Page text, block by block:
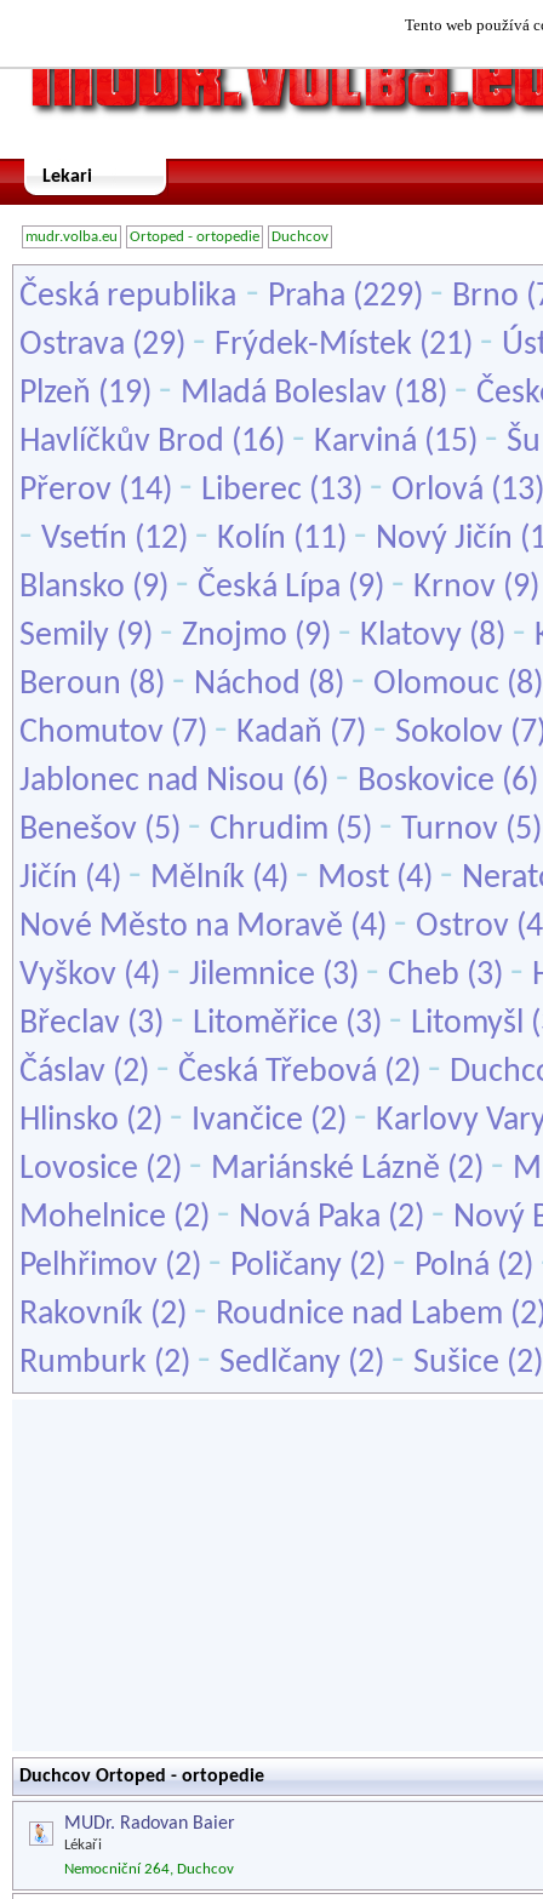
Tento web používá
Lekari
mudr.volba.eu Ortoped - ortopedie Duchcov
Česká republika - Praha (229) - Brno
Ostrava (29) - Frýdek-Místek (21) -
Plzeň (19) - Mladá Boleslav (18) -
Havlíčkův Brod (16) - Karviná (15) -
Přerov (14) - Liberec (13) - Orlová
- Vsetín (12) - Kolín (11) - Nový Jičín
Blansko (9) - Česká Lípa (9) - Krnov
Semily (9) - Znojmo (9) - Klatovy (8) -
Beroun (8) - Náchod (8) - Olomouc
Chomutov (7) - Kadaň (7) - Sokolov
Jablonec nad Nisou (6) - Boskovice
Benešov (5) - Chrudim (5) - Turnov
Jičín (4) - Mělník (4) - Most (4) -
Nové Město na Moravě (4) - Ostrov
Vyškov (4) - Jilemnice (3) - Cheb (3) -
Břeclav (3) - Litoměřice (3) - Litomyšl
Čáslav (2) - Česká Třebová (2) -
Hlinsko (2) - Ivančice (2) - Karlovy
Lovosice (2) - Mariánské Lázně (2) -
Mohelnice (2) - Nová Paka (2) - Nový
Pelhřimov (2) - Poličany (2) - Polná (2)
Rakovník (2) - Roudnice nad Labem
Rumburk (2) - Sedlčany (2) - Sušice
Duchcov Ortoped - ortopedie
MUDr. Radovan Baier
Lékaři
Nemocniční 264, Duchcov